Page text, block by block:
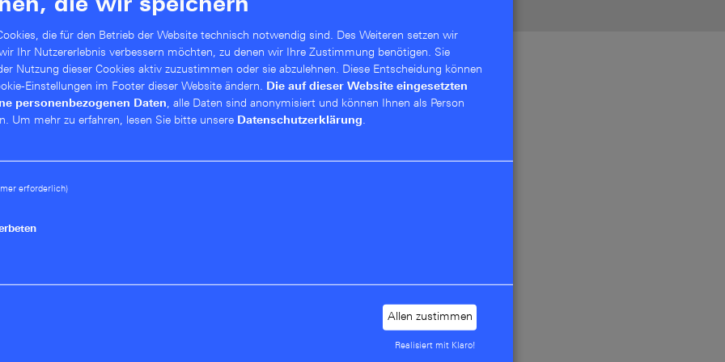
Sie den Software-
Bestandsaufnahme
Updates versorgt werden können. Produkte
des Lifecycle Managements für
weiterhin Software-Pflege über Major-
Updates.
Life“ erhalten – denn ab diesem Zeitpunkt
die wir speichern
die für den Betrieb der Website technisch notwendig sind. Des Weiteren setzen wir
Ihr Nutzererlebnis verbessern möchten, zu denen wir Ihre Zustimmung benötigen. Sie
Nutzung dieser Cookies aktiv zuzustimmen oder sie abzulehnen. Diese Entschei­dung können
Einstellungen im Footer dieser Website ändern. Die auf dieser Website eingesetzten
personenbezogenen Daten, alle Daten sind anonymisiert und können Ihnen als Person
Um mehr zu erfahren, lesen Sie bitte unsere Datenschutzerklärung.
erforderlich)
Allen zustimmen
Realisiert mit Klaro!